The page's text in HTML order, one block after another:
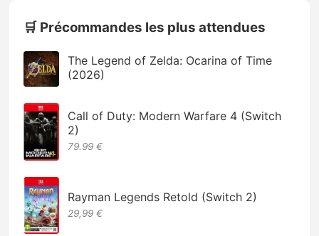
🛒 Précommandes les plus attendues
The Legend of Zelda: Ocarina of Time
(2026)
Call of Duty: Modern Warfare 4 (Switch
2)
79.99 €
Rayman Legends Retold (Switch 2)
29,99 €